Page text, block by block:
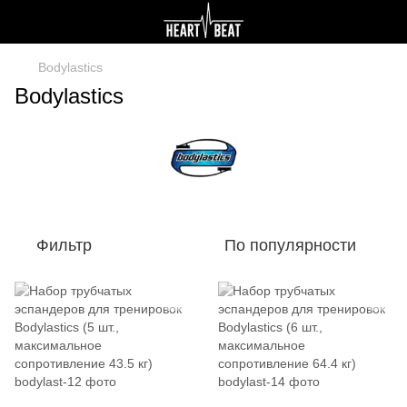
Bodylastics
Bodylastics
Фильтр По популярности